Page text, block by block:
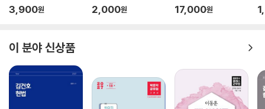
고사
3,900원
부
2,000원 17,000원
9
이 분야 신상품